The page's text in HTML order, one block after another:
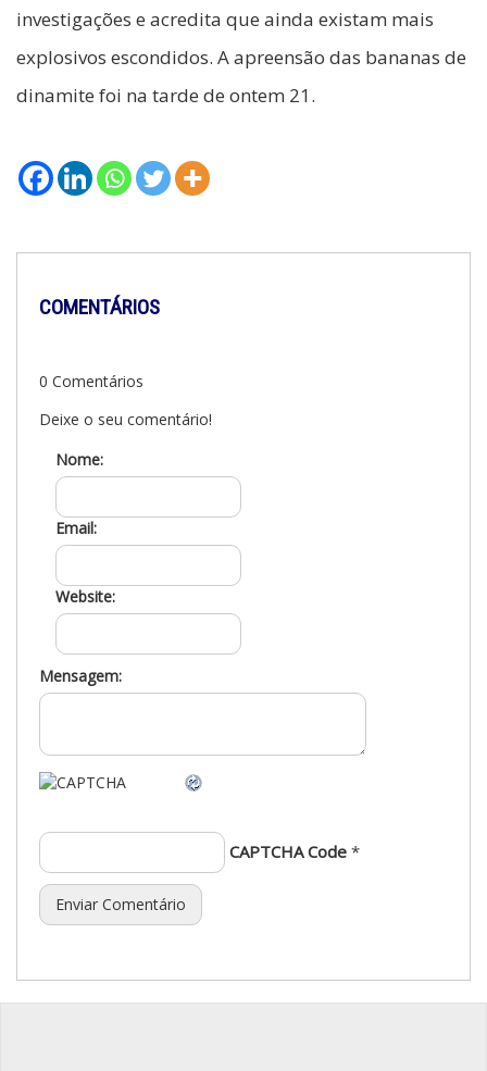
investigações e acredita que ainda existam mais
explosivos escondidos. A apreensão das bananas de
dinamite foi na tarde de ontem 21.
COMENTÁRIOS
0 Comentários
Deixe o seu comentário!
Nome:
Email:
Website:
Mensagem:
CAPTCHA Code *